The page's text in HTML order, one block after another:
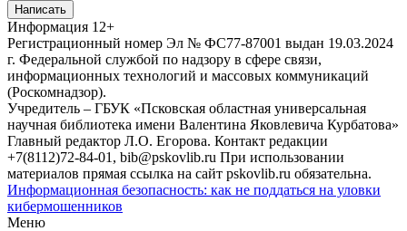
Написать
Информация 12+
Регистрационный номер Эл № ФС77-87001 выдан 19.03.2024
г. Федеральной службой по надзору в сфере связи,
информационных технологий и массовых коммуникаций
(Роскомнадзор).
Учредитель – ГБУК «Псковская областная универсальная
научная библиотека имени Валентина Яковлевича Курбатова»
Главный редактор Л.О. Егорова. Контакт редакции
+7(8112)72-84-01, bib@pskovlib.ru При использовании
материалов прямая ссылка на сайт pskovlib.ru обязательна.
Информационная безопасность: как не поддаться на уловки
кибермошенников
Меню